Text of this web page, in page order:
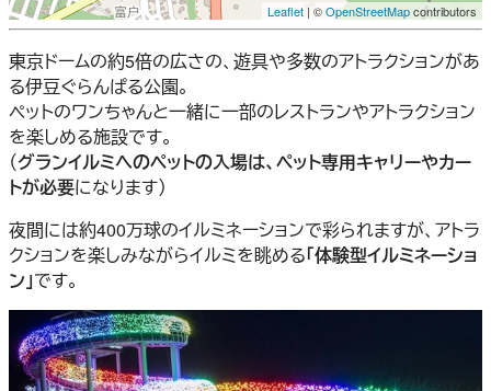
Leaflet | ©OpenStreetMapcontributors
東京ドームの約5倍の広さの、遊具や多数のアトラクションがあ
る伊豆ぐらんぱる公園。
ペットのワンちゃんと一緒に一部のレストランやアトラクション
を楽しめる施設です。
（グランイルミへのペットの入場は、ペット専用キャリーやカー
トが必要になります）
夜間には約400万球のイルミネーションで彩られますが、アトラ
クションを楽しみながらイルミを眺める「体験型イルミネーショ
ン」です。